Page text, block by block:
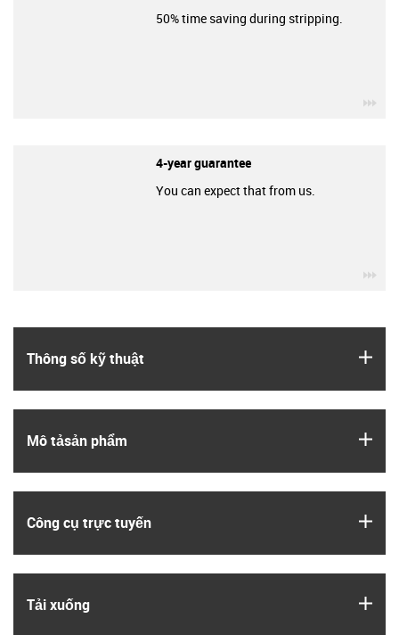
Thông số kỹ thuật
Mô tả­sản phẩm
Công cụ trực tuyến
Tải xuống
50% time saving during stripping.
4-year guarantee
You can expect that from us.